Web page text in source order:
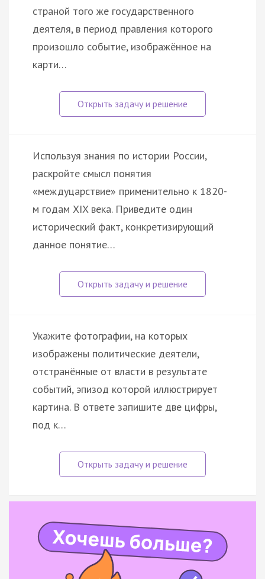
страной того же государственного
деятеля, в период правления которого
произошло событие, изображённое на
карти…
Используя знания по истории России,
раскройте смысл понятия
«междуцарствие» применительно к 1820-
м годам XIX века. Приведите один
исторический факт, конкретизирующий
данное понятие…
Укажите фотографии, на которых
изображены политические деятели,
отстранённые от власти в результате
событий, эпизод которой иллюстрирует
картина. В ответе запишите две цифры,
под к…